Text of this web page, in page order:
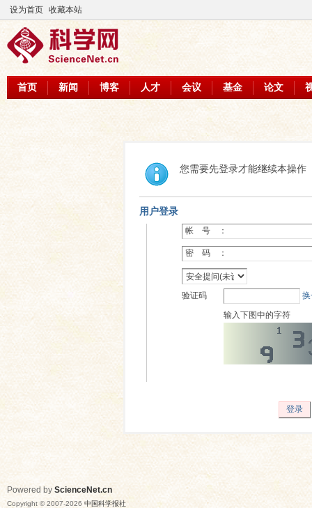
设为首页 收藏本站
首页 新闻 博客 人才 会议 基金 论文
您需要先登录才能继续本操作
用户登录
帐 号 ：
密 码 ：
验证码
输入下图中的字符
登录
Powered by ScienceNet.cn
Copyright © 2007-2026 中国科学报社